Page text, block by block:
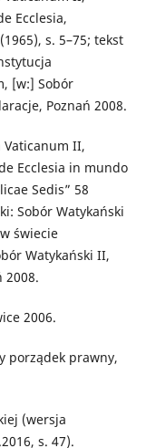
Ecclesia,
s. 5–75; tekst
[w:] Sobór
Poznań 2008.
Vaticanum II,
Ecclesia in mundo
Sedis” 58
Sobór Watykański
świecie
Watykański II,
2008.
2006.
porządek prawny,
(wersja
s. 47).